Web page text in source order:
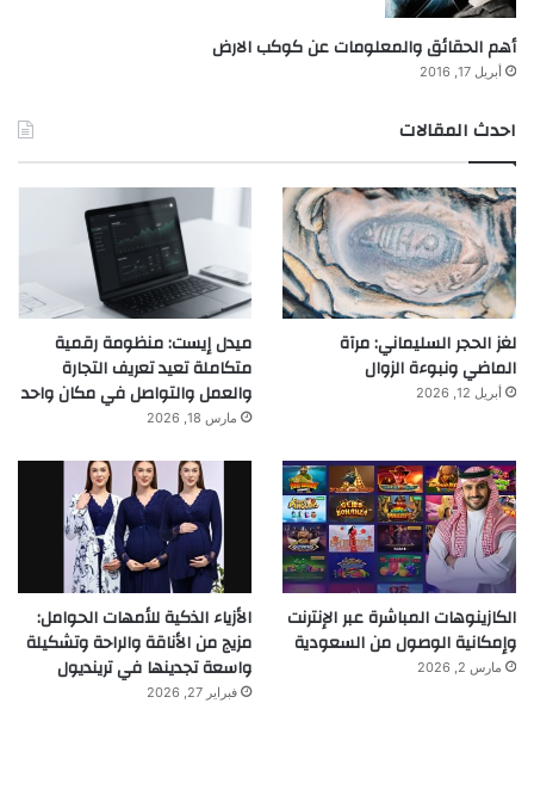
أهم الحقائق والمعلومات عن كوكب الارض
أبريل 17, 2016
احدث المقالات
لغز الحجر السليماني: مرآة
الماضي ونبوءة الزوال
أبريل 12, 2026
ميدل إيست: منظومة رقمية
متكاملة تعيد تعريف التجارة
والعمل والتواصل في مكان واحد
مارس 18, 2026
الكازينوهات المباشرة عبر الإنترنت
وإمكانية الوصول من السعودية
مارس 2, 2026
الأزياء الذكية للأمهات الحوامل:
مزيج من الأناقة والراحة وتشكيلة
واسعة تجدينها في ترينديول
فبراير 27, 2026